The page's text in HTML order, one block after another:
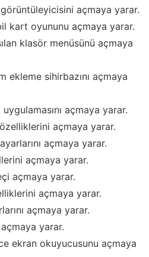
açmaya yarar.
kart oyununu açmaya yarar.
klasör menüsünü açmaya
ekleme sihirbazını açmaya
açmaya yarar.
açmaya yarar.
açmaya yarar.
açmaya yarar.
açmaya yarar.
açmaya yarar.
açmaya yarar.
açmaya yarar.
ekran okuyucusunu açmaya